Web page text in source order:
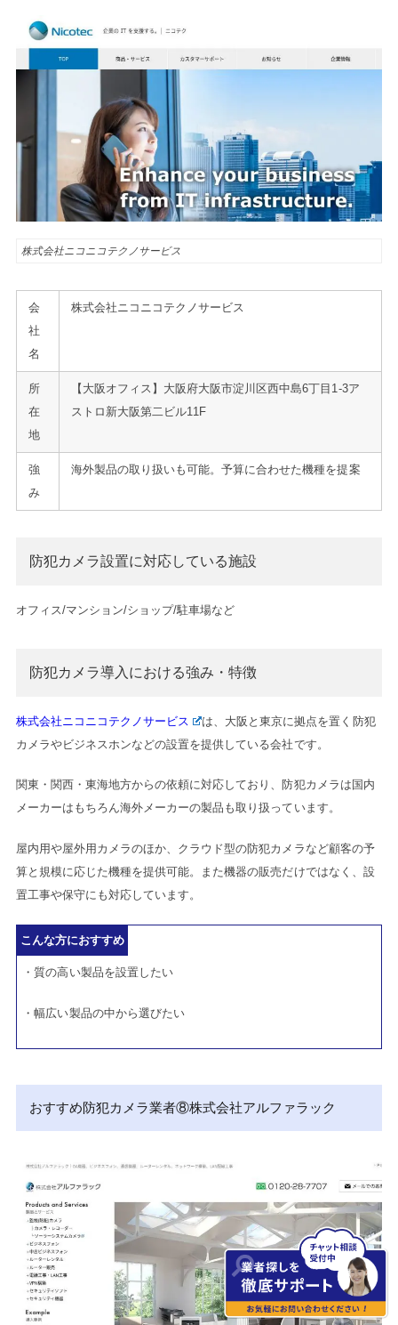
株式会社ニコニコテクノサービス
会
社
名
株式会社ニコニコテクノサービス
所
在
地
【大阪オフィス】大阪府大阪市淀川区西中島6丁目1-3ア
ストロ新大阪第二ビル11F
強
み
海外製品の取り扱いも可能。予算に合わせた機種を提案
防犯カメラ設置に対応している施設
オフィス/マンション/ショップ/駐車場など
防犯カメラ導入における強み・特徴
株式会社ニコニコテクノサービス
は、大阪と東京に拠点を置く防犯
カメラやビジネスホンなどの設置を提供している会社です。
関東・関西・東海地方からの依頼に対応しており、防犯カメラは国内
メーカーはもちろん海外メーカーの製品も取り扱っています。
屋内用や屋外用カメラのほか、クラウド型の防犯カメラなど顧客の予
算と規模に応じた機種を提供可能。また機器の販売だけではなく、設
置工事や保守にも対応しています。
こんな方におすすめ
・質の高い製品を設置したい
・幅広い製品の中から選びたい
おすすめ防犯カメラ業者⑧株式会社アルファラック